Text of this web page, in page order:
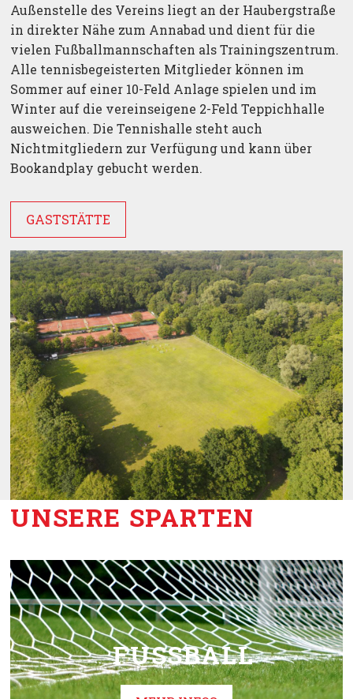
Außenstelle des Vereins liegt an der Haubergstraße
in direkter Nähe zum Annabad und dient für die
vielen Fußballmannschaften als Trainingszentrum.
Alle tennisbegeisterten Mitglieder können im
Sommer auf einer 10-Feld Anlage spielen und im
Winter auf die vereinseigene 2-Feld Teppichhalle
ausweichen. Die Tennishalle steht auch
Nichtmitgliedern zur Verfügung und kann über
Bookandplay gebucht werden.
GASTSTÄTTE
UNSERE SPARTEN
FUSSBALL